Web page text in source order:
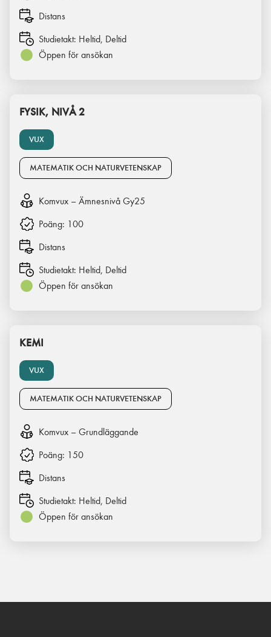
Distans
Studietakt: Heltid, Deltid
Öppen för ansökan
VUX
FYSIK, NIVÅ 2
MATEMATIK OCH NATURVETENSKAP
Komvux – Ämnesnivå Gy25
Poäng: 100
Distans
Studietakt: Heltid, Deltid
Öppen för ansökan
VUX
KEMI
MATEMATIK OCH NATURVETENSKAP
Komvux – Grundläggande
Poäng: 150
Distans
Studietakt: Heltid, Deltid
Öppen för ansökan